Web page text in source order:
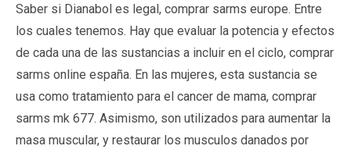
Saber si Dianabol es legal, comprar sarms europe. Entre
los cuales tenemos. Hay que evaluar la potencia y efectos
de cada una de las sustancias a incluir en el ciclo, comprar
sarms online españa. En las mujeres, esta sustancia se
usa como tratamiento para el cancer de mama, comprar
sarms mk 677. Asimismo, son utilizados para aumentar la
masa muscular, y restaurar los musculos danados por